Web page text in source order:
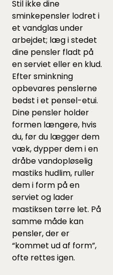
Stil ikke dine
sminkepensler lodret i
et vandglas under
arbejdet; læg i stedet
dine ­pensler fladt på
en serviet eller en klud.
Efter sminkning
opbevares penslerne
bedst i et pensel-etui.
Dine pensler holder
formen længere, hvis
du, før du lægger dem
væk, dypper dem i en
dråbe vandopløselig
mastiks hudlim, ruller
dem i form på en
serviet og lader
mastiksen tørre let. På
samme måde kan
pensler, der er
“kommet ud af form”,
ofte rettes igen.